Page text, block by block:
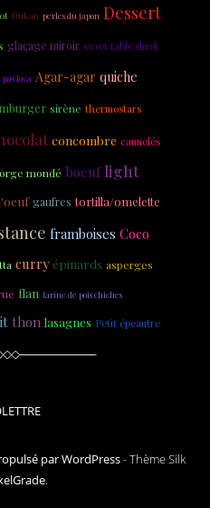
Dukan perles du japon Dessert
glaçage miroir sweet table shrek
pavlova Agar-agar quiche
sirène thermostars
concombre cannelés
mondé boeuf light
gaufres tortilla/omelette
framboises Coco
curry épinards asperges
flan farine de pois chiches
thon lasagnes Petit épeautre
par WordPress-Thème Silk
.